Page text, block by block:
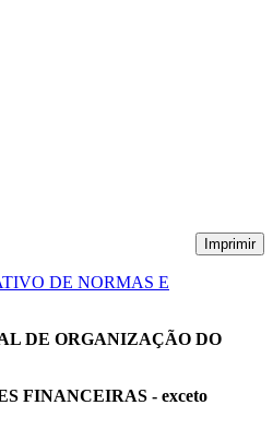
Imprimir
DE NORMAS E
DE ORGANIZAÇÃO DO
FINANCEIRAS - exceto